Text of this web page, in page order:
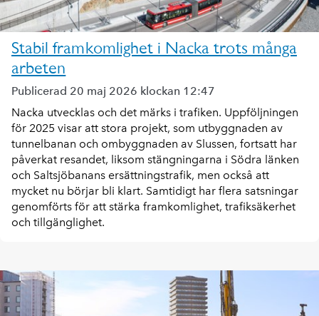
Stabil framkomlighet i Nacka trots många
arbeten
Publicerad 20 maj 2026 klockan 12:47
Nacka utvecklas och det märks i trafiken. Uppföljningen
för 2025 visar att stora projekt, som utbyggnaden av
tunnelbanan och ombyggnaden av Slussen, fortsatt har
påverkat resandet, liksom stängningarna i Södra länken
och Saltsjöbanans ersättningstrafik, men också att
mycket nu börjar bli klart. Samtidigt har flera satsningar
genomförts för att stärka framkomlighet, trafiksäkerhet
och tillgänglighet.